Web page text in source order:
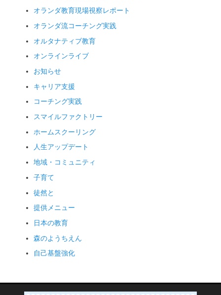
オランダ教育現場視察レポート
オランダ流コーチング実践
オルタナティブ教育
オンラインライブ
お知らせ
キャリア支援
コーチング実践
スマイルファクトリー
ホームスクーリング
人生アップデート
地域・コミュニティ
子育て
徒然と
提供メニュー
日本の教育
森のようちえん
自己基盤強化